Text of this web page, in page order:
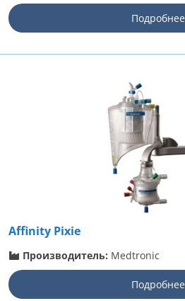
Подробнее
Affinity Pixie
Производитель: Medtronic
Подробнее